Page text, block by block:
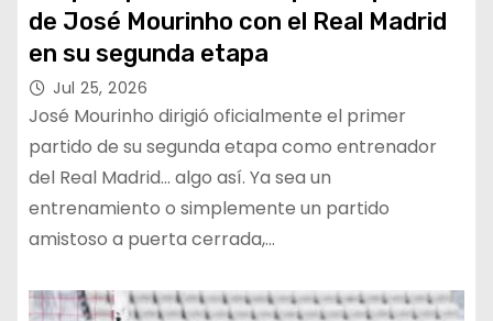
de José Mourinho con el Real Madrid
en su segunda etapa
Jul 25, 2026
José Mourinho dirigió oficialmente el primer
partido de su segunda etapa como entrenador
del Real Madrid… algo así. Ya sea un
entrenamiento o simplemente un partido
amistoso a puerta cerrada,…